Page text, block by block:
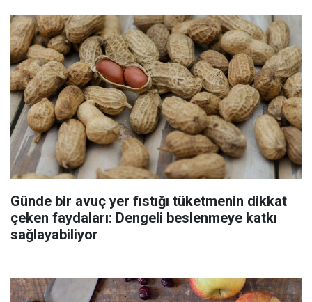
Günde bir avuç yer fıstığı tüketmenin dikkat
çeken faydaları: Dengeli beslenmeye katkı
sağlayabiliyor